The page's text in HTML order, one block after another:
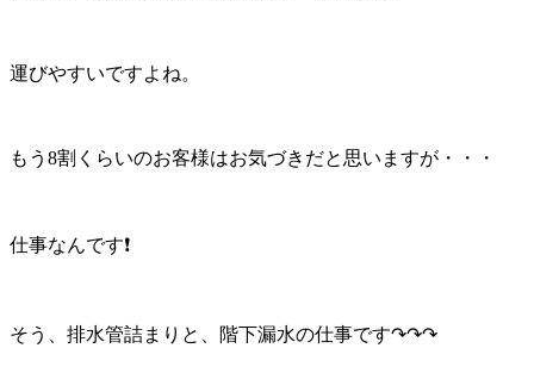
運びやすいですよね。
もう8割くらいのお客様はお気づきだと思いますが・・・
仕事なんです❗
そう、排水管詰まりと、階下漏水の仕事です↷↷↷